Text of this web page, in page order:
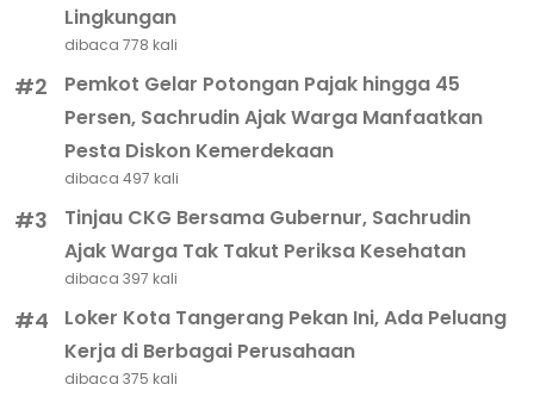
Lingkungan
dibaca 778 kali
#2
Pemkot Gelar Potongan Pajak hingga 45
Persen, Sachrudin Ajak Warga Manfaatkan
Pesta Diskon Kemerdekaan
dibaca 497 kali
#3
Tinjau CKG Bersama Gubernur, Sachrudin
Ajak Warga Tak Takut Periksa Kesehatan
dibaca 397 kali
#4
Loker Kota Tangerang Pekan Ini, Ada Peluang
Kerja di Berbagai Perusahaan
dibaca 375 kali